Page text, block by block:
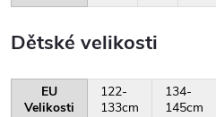
Dětské velikosti
EU
Velikosti
122-
133cm
134-
145cm